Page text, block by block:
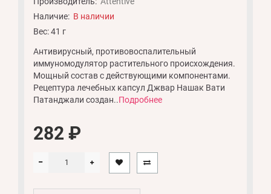
Наличие: В наличии
Вес: 41 г
Антивирусный, противовоспалительный
иммуномодулятор растительного происхождения.
Мощный состав с действующими компонентами.
Рецептура лечебных капсул Джвар Нашак Вати
Патанджали создан..Подробнее
282 ₽